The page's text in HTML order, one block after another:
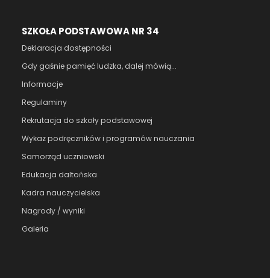
SZKOŁA PODSTAWOWA NR 34
Deklaracja dostępności
Gdy gaśnie pamięć ludzka, dalej mówią...
Informacje
Regulaminy
Rekrutacja do szkoły podstawowej
Wykaz podręczników i programów nauczania
Samorząd uczniowski
Edukacja daltońska
Kadra nauczycielska
Nagrody / wyniki
Galeria